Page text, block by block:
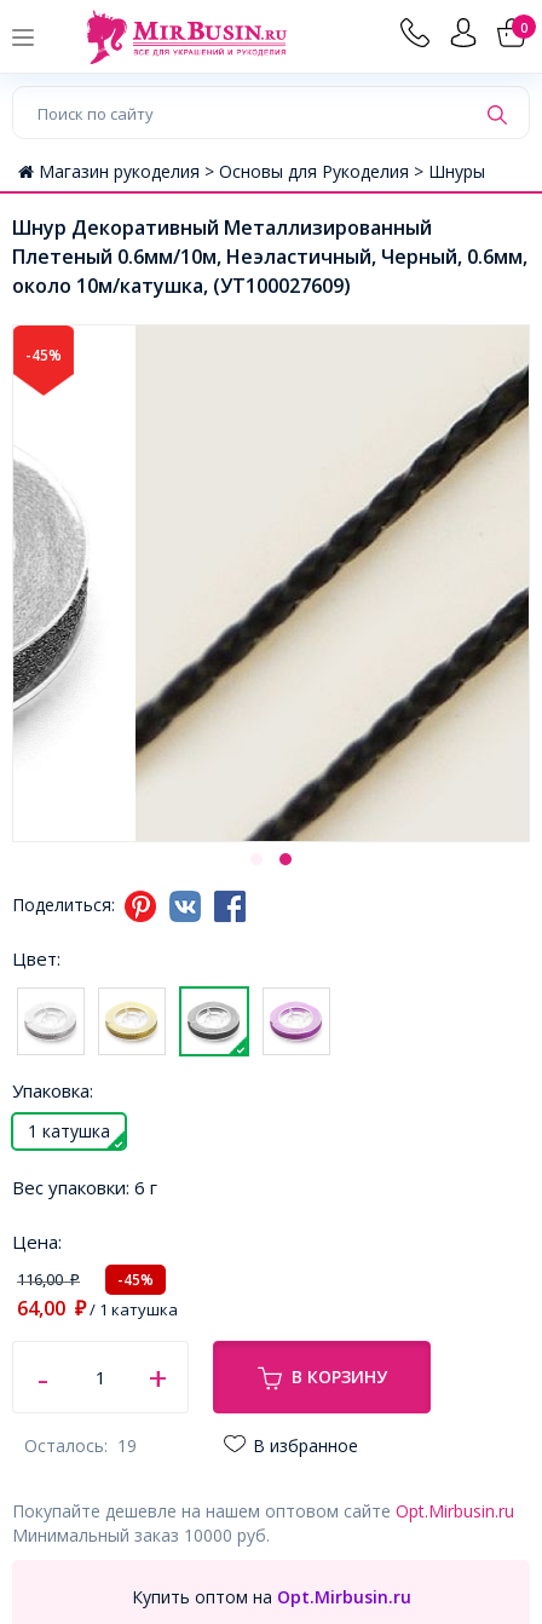
0
Магазин рукоделия > Основы для Рукоделия > Шнуры
Шнур Декоративный Металлизированный
Плетеный 0.6мм/10м, Неэластичный, Черный, 0.6мм,
около 10м/катушка, (УТ100027609)
-45%
Поделиться:
Цвет:
Упаковка:
1 катушка
Вес упаковки: 6 г
Цена:
116,00₽ -45%
64,00 ₽/ 1 катушка
В КОРЗИНУ
Осталось: 19 В избранное
Покупайте дешевле на нашем оптовом сайте Opt.Mirbusin.ru
Минимальный заказ 10000 руб.
Купить оптом на Opt.Mirbusin.ru